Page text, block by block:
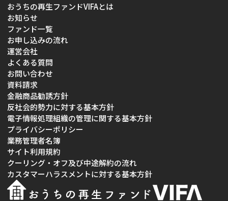
おうちの再生ファンドVIFAとは
お知らせ
ファンド一覧
お申し込みの流れ
運営会社
よくある質問
お問い合わせ
資料請求
金融商品勧誘方針
反社会的勢力に対する基本方針
電子情報処理組織の管理に関する基本方針
プライバシーポリシー
業務管理者名簿
サイト利用規約
クーリング・オフ及び中途解約の流れ
カスタマーハラスメントに対する基本方針